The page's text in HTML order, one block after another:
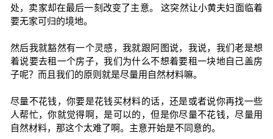
处，卖家却在最后一刻改变了主意。 这突然让小黄夫妇面临着
要无家可归的境地。
然后我就豁然有一个灵感，我就跟阿图说，我说，我们老是想
着说要去租一个房子，我们为什么不想着要租一块地自己盖房
子呢？而且我们的原则就是尽量用自然材料嘛。
尽量不花钱，你要是花钱买材料的话，还是或者说你再找一些
人帮忙，你就觉得啊，是可以的，但是你尽量不花钱，尽量用
自然材料，那这个太难了啊。主意开始是不同意的。